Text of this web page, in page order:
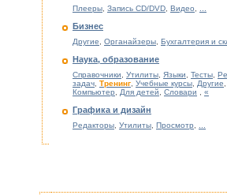
Плееры, Запись CD/DVD, Видео, ...
Бизнес
Другие, Органайзеры, Бухгалтерия и
Наука, образование
Справочники, Утилиты, Языки, Тесты,
задач, Тренинг, Учебные курсы, Другие,
Компьютер, Для детей, Словари , «
Графика и дизайн
Редакторы, Утилиты, Просмотр, ...